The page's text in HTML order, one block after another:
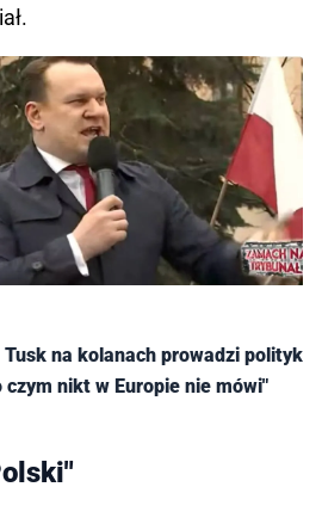
na kolanach prowadzi politykę.
czym nikt w Europie nie mówi"